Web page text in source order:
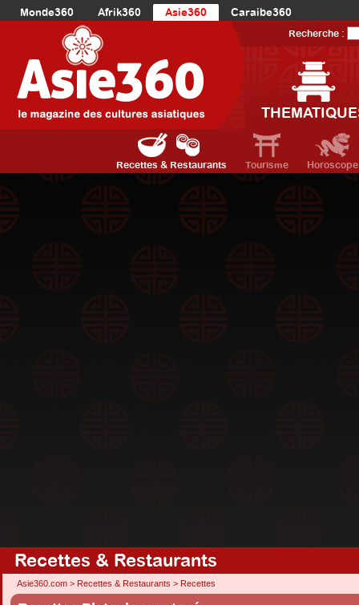
Monde360 Afrik360 Asie360
Caraibe360
Europe360
AmériqueDuNord360
Océanie360
Recherche :
Recettes & Restaurants Tourisme Horoscope
Recettes & Restaurants
Asie360.com > Recettes & Restaurants > Recettes